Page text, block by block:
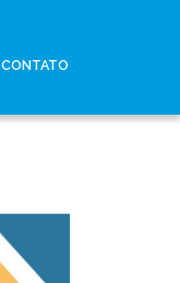
CONTATO